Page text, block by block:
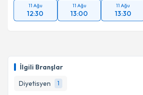
İlgili Branşlar
Diyetisyen
1
11 Ağu
12:30
11 Ağu
13:00
11 Ağu
13:30